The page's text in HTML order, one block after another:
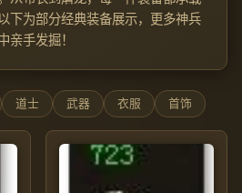
下为部分经典装备展示，更多神兵
亲手发掘！
道士 武器 衣服 首饰